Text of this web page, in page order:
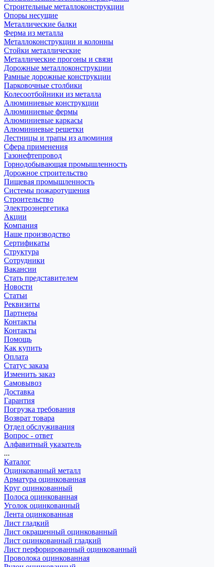
Строительные металлоконструкции
Опоры несущие
Металлические балки
Ферма из металла
Металлоконструкции и колонны
Стойки металлические
Металлические прогоны и связи
Дорожные металлоконструкции
Рамные дорожные конструкции
Парковочные столбики
Колесоотбойники из металла
Алюминиевые конструкции
Алюминиевые фермы
Алюминиевые каркасы
Алюминиевые решетки
Лестницы и трапы из алюминия
Сфера применения
Газонефтепровод
Горнодобывающая промышленность
Дорожное строительство
Пищевая промышленность
Системы пожаротушения
Строительство
Электроэнергетика
Акции
Компания
Наше производство
Сертификаты
Структура
Сотрудники
Вакансии
Стать представителем
Новости
Статьи
Реквизиты
Партнеры
Контакты
Контакты
Помощь
Как купить
Оплата
Статус заказа
Изменить заказ
Самовывоз
Доставка
Гарантия
Погрузка требования
Возврат товара
Отдел обслуживания
Вопрос - ответ
Алфавитный указатель
...
Каталог
Оцинкованный металл
Арматура оцинкованная
Круг оцинкованный
Полоса оцинкованная
Уголок оцинкованный
Лента оцинкованная
Лист гладкий
Лист окрашенный оцинкованный
Лист оцинкованный гладкий
Лист перфорированный оцинкованный
Проволока оцинкованная